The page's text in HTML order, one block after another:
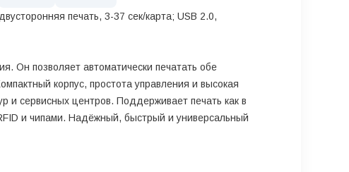
печать, 3-37 сек/карта; USB 2.0,
Он позволяет автоматически печатать обе
корпус, простота управления и высокая
и сервисных центров. Поддерживает печать как в
и чипами. Надёжный, быстрый и универсальный